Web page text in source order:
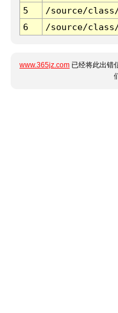
5
/source/
6
/source/
www.365jz.com 已经将此出错